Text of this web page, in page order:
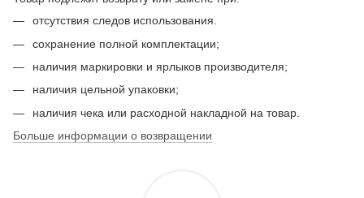
отсутствия следов использования.
сохранение полной комплектации;
наличия маркировки и ярлыков производителя;
наличия цельной упаковки;
наличия чека или расходной накладной на товар.
Больше информации о возвращении